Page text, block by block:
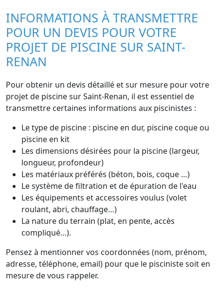
INFORMATIONS À TRANSMETTRE
POUR UN DEVIS POUR VOTRE
PROJET DE PISCINE SUR SAINT-
RENAN
Pour obtenir un devis détaillé et sur mesure pour votre
projet de piscine sur Saint-Renan, il est essentiel de
transmettre certaines informations aux piscinistes :
Le type de piscine : piscine en dur, piscine coque ou
piscine en kit
Les dimensions désirées pour la piscine (largeur,
longueur, profondeur)
Les matériaux préférés (béton, bois, coque …)
Le système de filtration et de épuration de l'eau
Les équipements et accessoires voulus (volet
roulant, abri, chauffage…)
La nature du terrain (plat, en pente, accès
compliqué…).
Pensez à mentionner vos coordonnées (nom, prénom,
adresse, téléphone, email) pour que le pisciniste soit en
mesure de vous rappeler.